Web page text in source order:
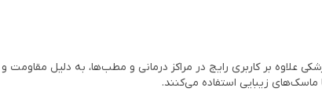
مقاوم و انعطاف‌پذیر
کردن مواد قالب‌گیری، گچ، آلوژینات و…
برای رنگ مو، ماسک صورت، مواد کراتین و …
مختلف (کوچک، متوسط، بزرگ)
علاوه بر کاربری رایج در مراکز درمانی و مطب‌ها، به دلیل مقاومت
ماسک‌های زیبایی استفاده می‌کنند.